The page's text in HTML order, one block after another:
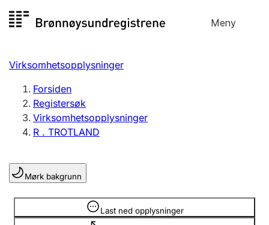
til
Meny
Registersøk
Aksjeselskap
Enkeltpersonforetak
Registrere, endre, slette
Lag og forening
Registrere, endre, slette
Virksomhetsopplysninger
Forsiden
Registersøk
Virksomhetsopplysninger
R . TROTLAND
Mørk bakgrunn
Last ned opplysninger
Opplysninger er skjult